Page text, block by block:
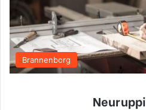
Brannenborg